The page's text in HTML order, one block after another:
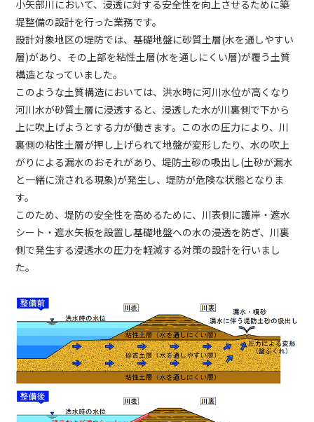
小矢部川において、浸透に対する安全性を向上させるために築
堤整備の設計を行った業務です。
設計対象地区の堤防では、基礎地盤に砂質土層(水を通しやすい
層)があり、その上部を粘性土層(水を通しにくい層)が覆う土質
構造となっていました。
このような土質構造においては、洪水時に河川水位が高くなり
河川水が砂質土層に浸透すると、浸透した水が川裏側で下から
上に吹上げようとする力が働きます。この水の圧力により、川
裏側の粘性土層が押し上げられて地盤が変形したり、水の吹上
がりによる漏水のおそれがあり、堤防土砂の吸出し(土砂が漏水
と一緒に流される現象)が発生し、堤防が危険な状態となりま
す。
このため、堤防の安全性を高めるために、川表側に護岸・遮水
シート・遮水矢板を設置し基礎地盤への水の浸透を防ぎ、川裏
側で発生する浸透水の圧力を軽減する対策の設計を行いまし
た。